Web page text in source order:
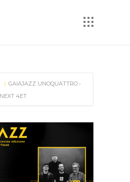
GAIAJAZZ UNOQUATTRO •
4ET